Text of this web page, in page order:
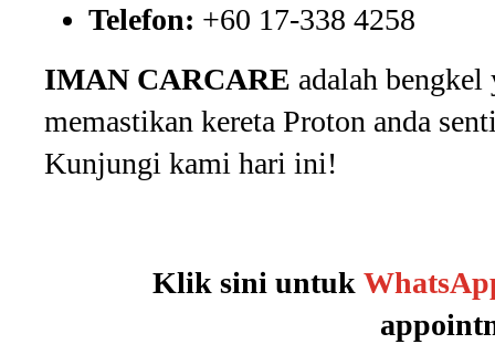
Telefon: +60 17-338 4258
IMAN CARCARE adalah bengkel
memastikan kereta Proton anda
Kunjungi kami hari ini!
Klik sini untuk